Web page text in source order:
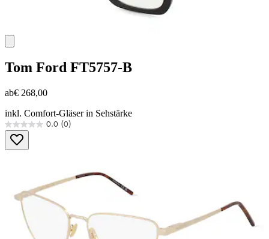
Tom Ford FT5757-B
ab€ 268,00
inkl. Comfort-Gläser in Sehstärke
0.0 (0)
0.0
von
5